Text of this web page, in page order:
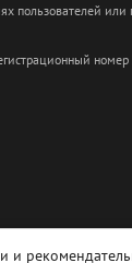
пользователей
и